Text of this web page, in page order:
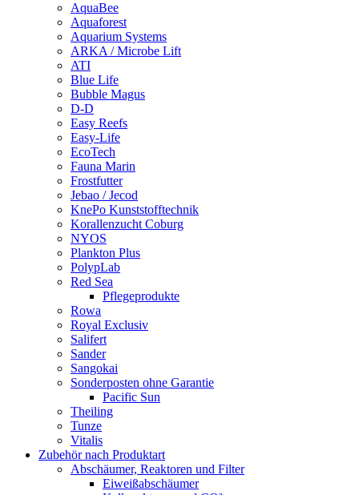
AquaBee
Aquaforest
Aquarium Systems
ARKA / Microbe Lift
ATI
Blue Life
Bubble Magus
D-D
Easy Reefs
Easy-Life
EcoTech
Fauna Marin
Frostfutter
Jebao / Jecod
KnePo Kunststofftechnik
Korallenzucht Coburg
NYOS
Plankton Plus
PolypLab
Red Sea
Pflegeprodukte
Rowa
Royal Exclusiv
Salifert
Sander
Sangokai
Sonderposten ohne Garantie
Pacific Sun
Theiling
Tunze
Vitalis
Zubehör nach Produktart
Abschäumer, Reaktoren und Filter
Eiweißabschäumer